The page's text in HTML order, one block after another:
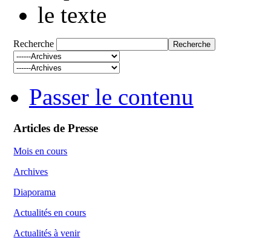
Recherche
Passer le contenu
Articles de Presse
Mois en cours
Archives
Diaporama
Actualités en cours
Actualités à venir